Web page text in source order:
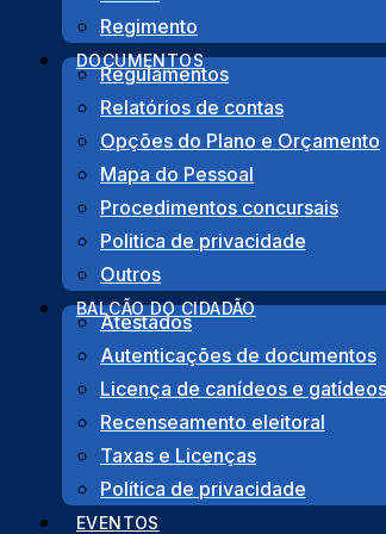
Regimento
DOCUMENTOS
Regulamentos
Relatórios de contas
Opções do Plano e Orçamento
Mapa do Pessoal
Procedimentos concursais
Politica de privacidade
Outros
BALCÃO DO CIDADÃO
Atestados
Autenticações de documentos
Licença de canídeos e gatídeos
Recenseamento eleitoral
Taxas e Licenças
Política de privacidade
EVENTOS
PARTILHA
Facebook
TwitterLinkedIn
Share
Morada
Rua das Juntas de Freguesia, Lote 12 –